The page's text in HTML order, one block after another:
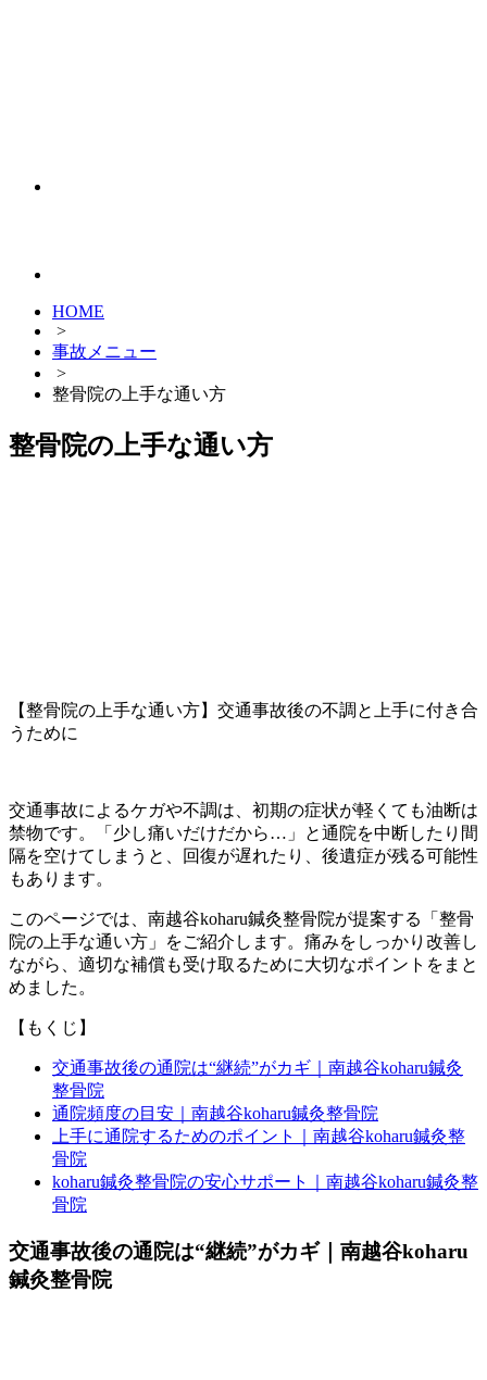
HOME
>
事故メニュー
>
整骨院の上手な通い方
整骨院の上手な通い方
【整骨院の上手な通い方】交通事故後の不調と上手に付き合
うために
交通事故によるケガや不調は、初期の症状が軽くても油断は
禁物です。「少し痛いだけだから…」と通院を中断したり間
隔を空けてしまうと、回復が遅れたり、後遺症が残る可能性
もあります。
このページでは、南越谷koharu鍼灸整骨院が提案する「整骨
院の上手な通い方」をご紹介します。痛みをしっかり改善し
ながら、適切な補償も受け取るために大切なポイントをまと
めました。
【もくじ】
交通事故後の通院は“継続”がカギ｜南越谷koharu鍼灸
整骨院
通院頻度の目安｜南越谷koharu鍼灸整骨院
上手に通院するためのポイント｜南越谷koharu鍼灸整
骨院
koharu鍼灸整骨院の安心サポート｜南越谷koharu鍼灸整
骨院
交通事故後の通院は“継続”がカギ｜南越谷koharu
鍼灸整骨院